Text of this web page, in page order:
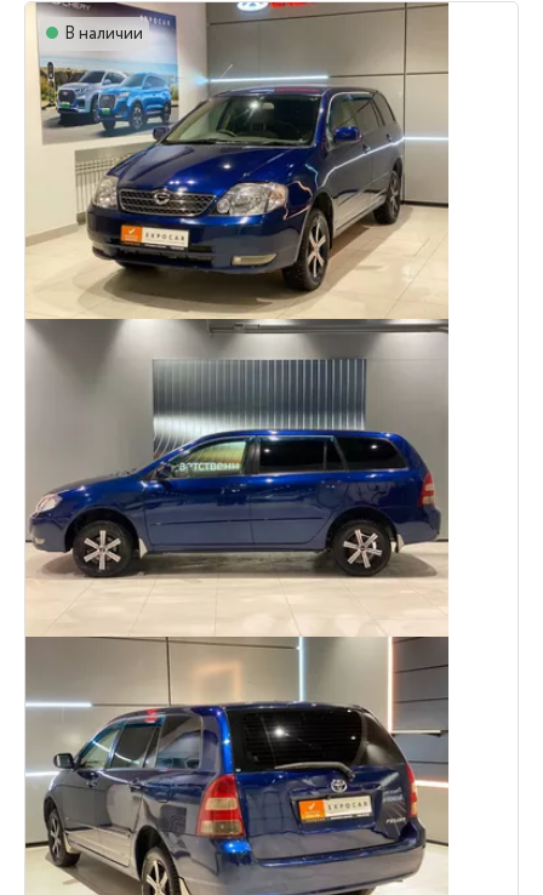
В наличии